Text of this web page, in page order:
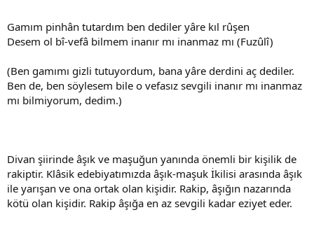
Gamım pinhân tutardım ben dediler yâre kıl rûşen
Desem ol bî-vefâ bilmem inanır mı inanmaz mı (Fuzûlî)
(Ben gamımı gizli tutuyordum, bana yâre derdini aç dediler.
Ben de, ben söylesem bile o vefasız sevgili inanır mı inanmaz
mı bilmiyorum, dedim.)
Divan şiirinde âşık ve maşuğun yanında önemli bir kişilik de
rakiptir. Klâsik edebiyatımızda âşık-maşuk İkilisi arasında âşık
ile yarışan ve ona ortak olan kişidir. Rakip, âşığın nazarında
kötü olan kişidir. Rakip âşığa en az sevgili kadar eziyet eder.